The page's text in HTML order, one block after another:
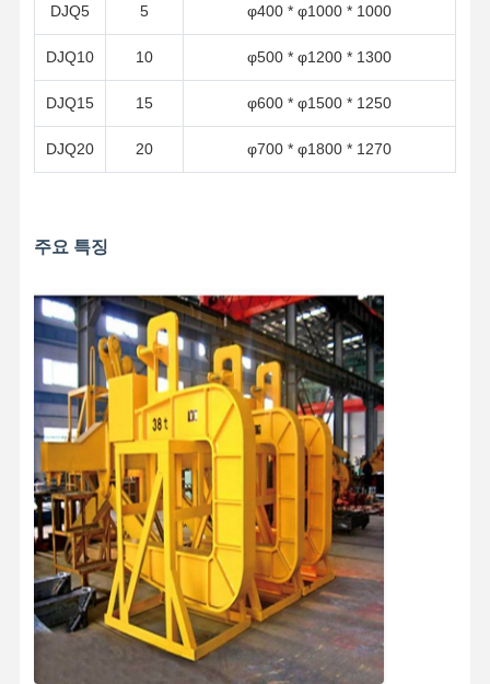
DJQ5 5 φ400 * φ1000 * 1000
DJQ10 10 φ500 * φ1200 * 1300
DJQ15 15 φ600 * φ1500 * 1250
DJQ20 20 φ700 * φ1800 * 1270
주요 특징